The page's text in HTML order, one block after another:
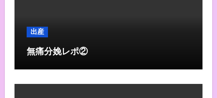
出産
無痛分娩レポ②